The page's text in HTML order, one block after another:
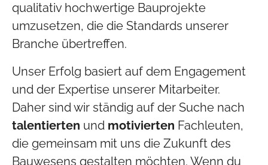
qualitativ hochwertige Bauprojekte
umzusetzen, die die Standards unserer
Branche übertreffen.
Unser Erfolg basiert auf dem Engagement
und der Expertise unserer Mitarbeiter.
Daher sind wir ständig auf der Suche nach
talentierten und motivierten Fachleuten,
die gemeinsam mit uns die Zukunft des
Bauwesens gestalten möchten. Wenn du